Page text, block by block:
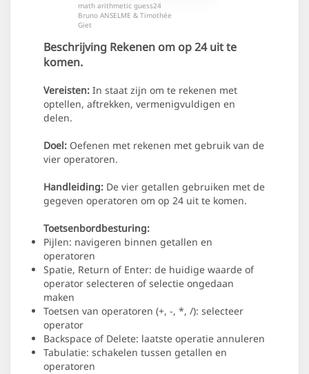
math arithmetic guess24
Bruno ANSELME & Timothée
Giet
Beschrijving Rekenen om op 24 uit te
komen.
Vereisten: In staat zijn om te rekenen met
optellen, aftrekken, vermenigvuldigen en
delen.
Doel: Oefenen met rekenen met gebruik van de
vier operatoren.
Handleiding: De vier getallen gebruiken met de
gegeven operatoren om op 24 uit te komen.
Toetsenbordbesturing:
Pijlen: navigeren binnen getallen en
operatoren
Spatie, Return of Enter: de huidige waarde of
operator selecteren of selectie ongedaan
maken
Toetsen van operatoren (+, -, *, /): selecteer
operator
Backspace of Delete: laatste operatie annuleren
Tabulatie: schakelen tussen getallen en
operatoren